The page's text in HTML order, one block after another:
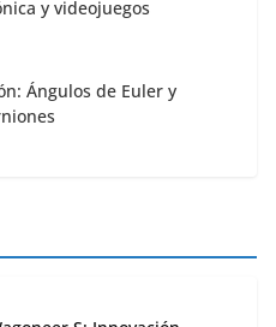
y videojuegos
Ángulos de Euler y